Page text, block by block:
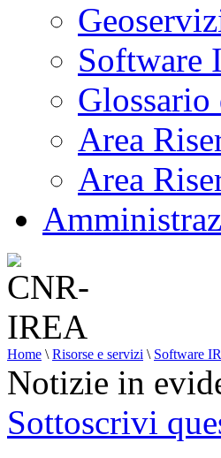
Software
Area
Area
Home \ Risorse e servizi \ Software
Notizie in
Sottoscrivi